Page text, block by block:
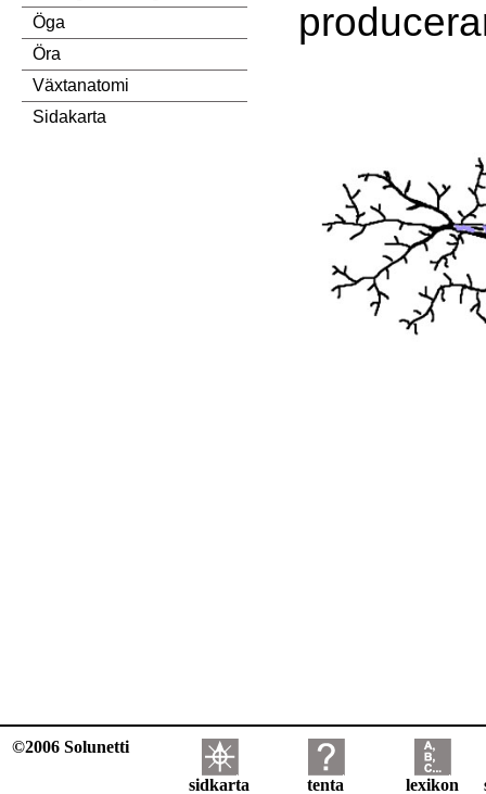
Öga
Öra
Växtanatomi
Sidakarta
©2006 Solunetti
sidkarta tenta lexikon